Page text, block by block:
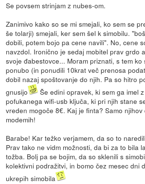
Se povsem strinjam z nubes-om.
Zanimivo kako so se mi smejali, ko sem se
še tolarji) smejali, ker sem šel k simobilu.
dobili, potem bojo pa cene navili". No, cene
navzdol. Ironično je sedaj mobitel prav grdo
svoje đabestovce... Moram priznati, s tem ko
ponubo (in ponudili 10krat več prenosa
dobil nazaj spoštovanje do njih. Pa so hitro
gnusijo
Še edini opravek, ki sem ga imel
pofukanega wifi-usb ključa, ki pri njih stane
vreden mogoče 8€. Kaj je finta? Samo
modemih!
Barabe! Kar težko verjamem, da so to
Prav tako ne vidm možnosti, da bi za to bila
tožba. Bolj pa se bojim, da so sklenili s
kolektivni podražitvi, in bomo čez mesec dni
ukrepih simobila